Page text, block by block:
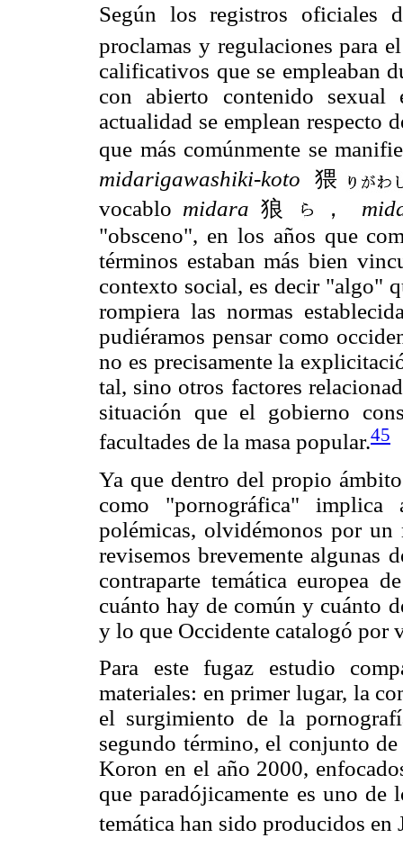
Según los registros
proclamas y regulaciones para
calificativos que se empleaban
con abierto contenido
actualidad se emplean respecto
que más comúnmente se
midarigawashiki-koto 猥
vocablo midara 狼 ，
"obsceno", en los años que
términos estaban más bien
contexto social, es decir "algo"
rompiera las normas
pudiéramos pensar como
no es precisamente la
tal, sino otros factores
situación que el gobierno
facultades de la masa popular.45
Ya que dentro del propio
como "pornográfica" implica
polémicas, olvidémonos por
revisemos brevemente algunas
contraparte temática europea
cuánto hay de común y cuánto
y lo que Occidente catalogó por
Para este fugaz estudio
materiales: en primer lugar, la
el surgimiento de la
segundo término, el conjunto
Koron en el año 2000,
que paradójicamente es uno de
temática han sido producidos en